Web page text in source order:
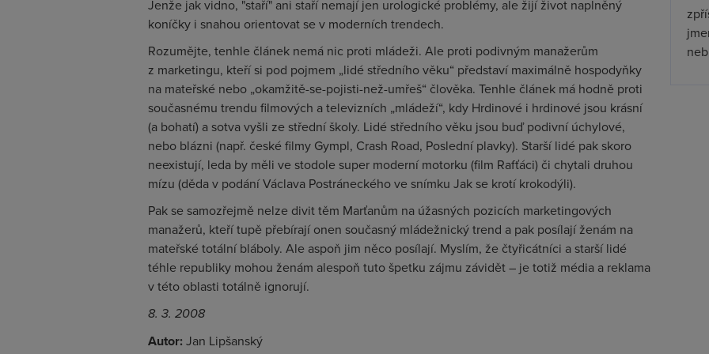
Jenže jak vidno, "staří" ani staří nemají jen urologické problémy, ale žijí život naplněný
koníčky i snahou orientovat se v moderních trendech.
Rozumějte, tenhle článek nemá nic proti mládeži. Ale proti podivným manažerům
z marketingu, kteří si pod pojmem „lidé středního věku“ představí maximálně hospodyňky
na mateřské nebo „okamžitě-se-pojisti-než-umřeš“ člověka. Tenhle článek má hodně proti
současnému trendu filmových a televizních „mládeží“, kdy Hrdinové i hrdinové jsou krásní
(a bohatí) a sotva vyšli ze střední školy. Lidé středního věku jsou buď podivní úchylové,
nebo blázni (např. české filmy Gympl, Crash Road, Poslední plavky). Starší lidé pak skoro
neexistují, leda by měli ve stodole super moderní motorku (film Rafťáci) či chytali druhou
mízu (děda v podání Václava Postráneckého ve snímku Jak se krotí krokodýli).
Pak se samozřejmě nelze divit těm Marťanům na úžasných pozicích marketingových
manažerů, kteří tupě přebírají onen současný mládežnický trend a pak posílají ženám na
mateřské totální bláboly. Ale aspoň jim něco posílají. Myslím, že čtyřicátníci a starší lidé
téhle republiky mohou ženám alespoň tuto špetku zájmu závidět – je totiž média a reklama
v této oblasti totálně ignorují.
8. 3. 2008
Autor: Jan Lipšanský